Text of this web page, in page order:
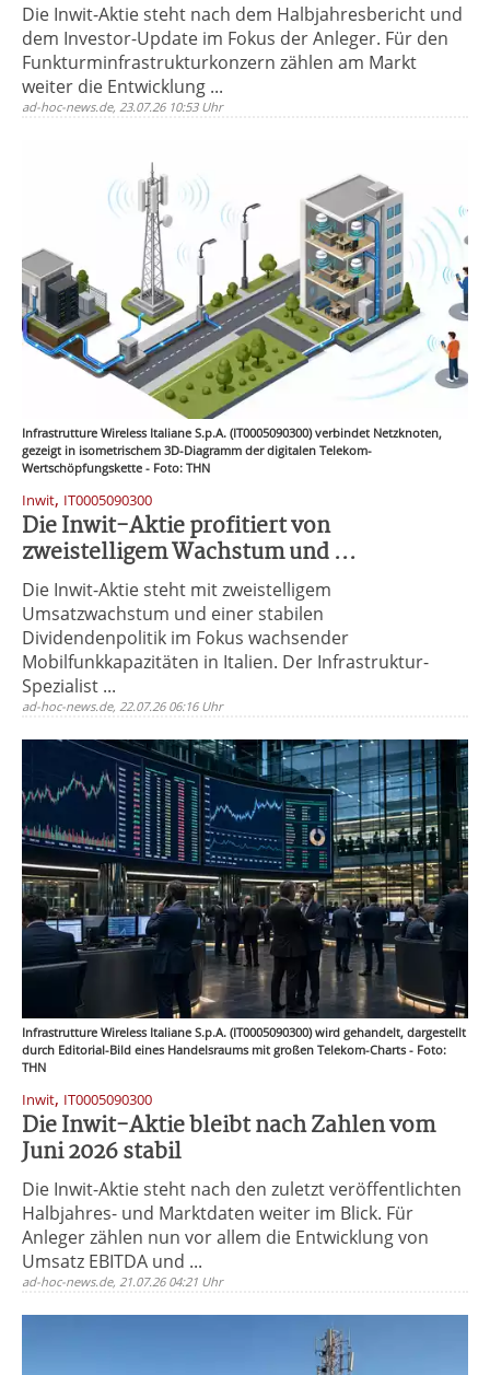
Die Inwit-Aktie steht nach dem Halbjahresbericht und
dem Investor-Update im Fokus der Anleger. Für den
Funkturminfrastrukturkonzern zählen am Markt
weiter die Entwicklung ...
ad-hoc-news.de, 23.07.26 10:53 Uhr
Infrastrutture Wireless Italiane S.p.A. (IT0005090300) verbindet Netzknoten,
gezeigt in isometrischem 3D-Diagramm der digitalen Telekom-
Wertschöpfungskette - Foto: THN
Inwit, IT0005090300
Die Inwit-Aktie profitiert von
zweistelligem Wachstum und ...
Die Inwit-Aktie steht mit zweistelligem
Umsatzwachstum und einer stabilen
Dividendenpolitik im Fokus wachsender
Mobilfunkkapazitäten in Italien. Der Infrastruktur-
Spezialist ...
ad-hoc-news.de, 22.07.26 06:16 Uhr
Infrastrutture Wireless Italiane S.p.A. (IT0005090300) wird gehandelt, dargestellt
durch Editorial-Bild eines Handelsraums mit großen Telekom-Charts - Foto:
THN
Inwit, IT0005090300
Die Inwit-Aktie bleibt nach Zahlen vom
Juni 2026 stabil
Die Inwit-Aktie steht nach den zuletzt veröffentlichten
Halbjahres- und Marktdaten weiter im Blick. Für
Anleger zählen nun vor allem die Entwicklung von
Umsatz EBITDA und ...
ad-hoc-news.de, 21.07.26 04:21 Uhr